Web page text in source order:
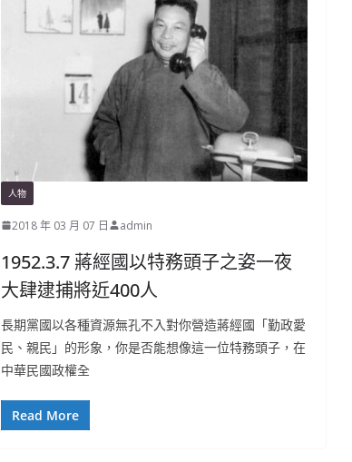
人物
2018 年 03 月 07 日 admin
1952.3.7 蔣經國以特務頭子之姿一夜
大肆逮捕將近400人
長期黨國以各種資源無孔不入對你營造蔣經國「勤政愛
民、親民」的形象，你是否能想像這一位特務頭子，在
中華民國政權全
Read More